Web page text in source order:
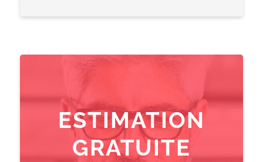
ESTIMATION
GRATUITE